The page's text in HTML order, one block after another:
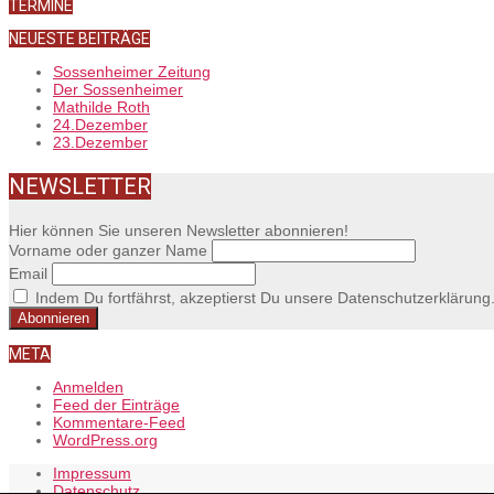
TERMINE
NEUESTE BEITRÄGE
Sossenheimer Zeitung
Der Sossenheimer
Mathilde Roth
24.Dezember
23.Dezember
NEWSLETTER
Hier können Sie unseren Newsletter abonnieren!
Vorname oder ganzer Name
Email
Indem Du fortfährst, akzeptierst Du unsere Datenschutzerklärung.
META
Anmelden
Feed der Einträge
Kommentare-Feed
WordPress.org
Impressum